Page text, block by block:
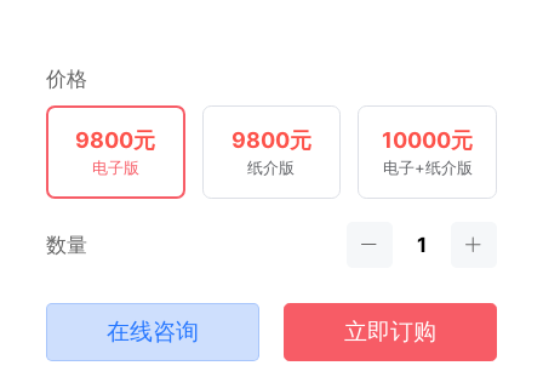
价格
9800元
电子版
9800元
纸介版
10000元
电子+纸介版
数量
在线咨询 立即订购